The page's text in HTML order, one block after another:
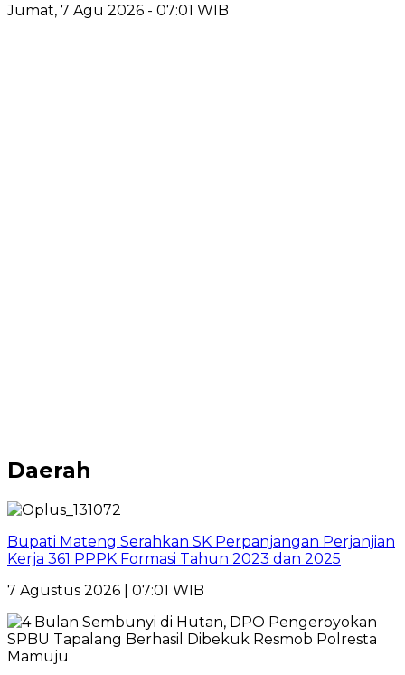
Jumat, 7 Agu 2026 - 07:01 WIB
Daerah
Bupati Mateng Serahkan SK Perpanjangan Perjanjian
Kerja 361 PPPK Formasi Tahun 2023 dan 2025
7 Agustus 2026 | 07:01 WIB